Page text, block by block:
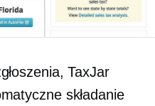
TaxJar
składanie